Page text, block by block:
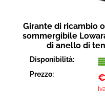
Girante di ricambio
sommergibile
di anello di
Disponibilità:
Prezzo:
€